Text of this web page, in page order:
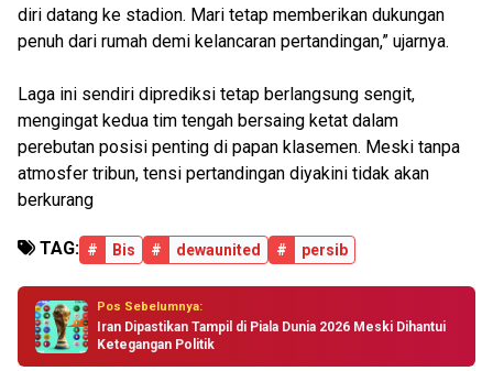
diri datang ke stadion. Mari tetap memberikan dukungan
penuh dari rumah demi kelancaran pertandingan,” ujarnya.
Laga ini sendiri diprediksi tetap berlangsung sengit,
mengingat kedua tim tengah bersaing ketat dalam
perebutan posisi penting di papan klasemen. Meski tanpa
atmosfer tribun, tensi pertandingan diyakini tidak akan
berkurang
TAG: # Bis # dewaunited # persib
Pos Sebelumnya:
Iran Dipastikan Tampil di Piala Dunia 2026 Meski Dihantui
Ketegangan Politik